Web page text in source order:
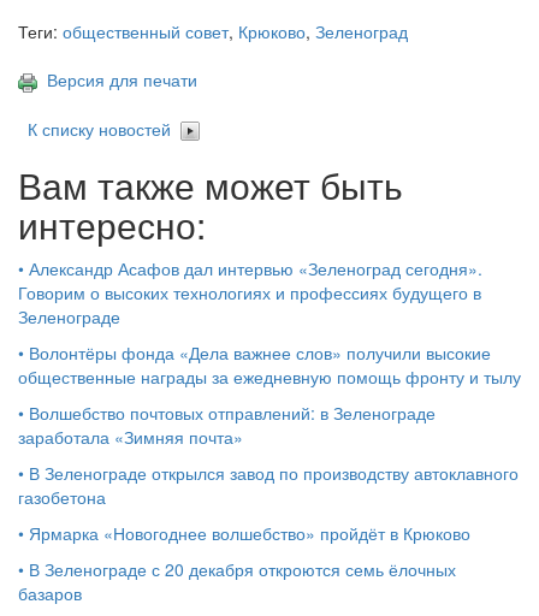
Теги: общественный совет, Крюково, Зеленоград
Версия для печати
К списку новостей
Вам также может быть
интересно:
• Александр Асафов дал интервью «Зеленоград сегодня».
Говорим о высоких технологиях и профессиях будущего в
Зеленограде
• Волонтёры фонда «Дела важнее слов» получили высокие
общественные награды за ежедневную помощь фронту и тылу
• Волшебство почтовых отправлений: в Зеленограде
заработала «Зимняя почта»
• В Зеленограде открылся завод по производству автоклавного
газобетона
• Ярмарка «Новогоднее волшебство» пройдёт в Крюково
• В Зеленограде с 20 декабря откроются семь ёлочных
базаров